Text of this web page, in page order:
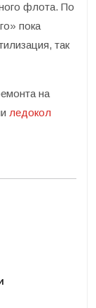
флота. По
пока
так
на
ледокол